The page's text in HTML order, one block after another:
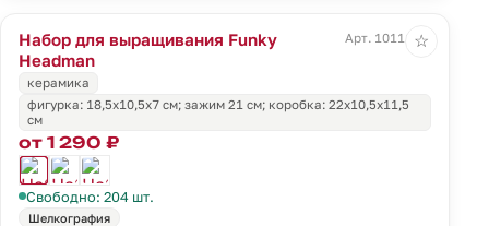
Набор для выращивания Funky
Headman
Арт. 10111.01
керамика
фигурка: 18,5х10,5х7 см; зажим 21 см; коробка: 22х10,5х11,5
см
от 1 290 ₽
Свободно: 204 шт.
Шелкография
☆